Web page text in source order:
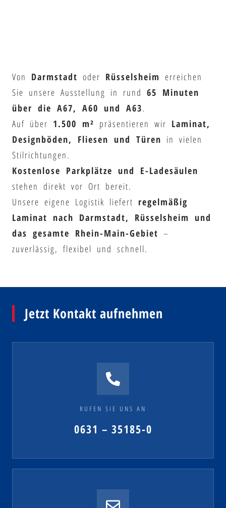
Von Darmstadt oder Rüsselsheim erreichen
Sie unsere Ausstellung in rund 65 Minuten
über die A67, A60 und A63.
Auf über 1.500 m² präsentieren wir Laminat,
Designböden, Fliesen und Türen in vielen
Stilrichtungen.
Kostenlose Parkplätze und E-Ladesäulen
stehen direkt vor Ort bereit.
Unsere eigene Logistik liefert regelmäßig
Laminat nach Darmstadt, Rüsselsheim und
das gesamte Rhein-Main-Gebiet –
zuverlässig, flexibel und schnell.
Jetzt Kontakt aufnehmen
RUFEN SIE UNS AN
0631 – 35185-0